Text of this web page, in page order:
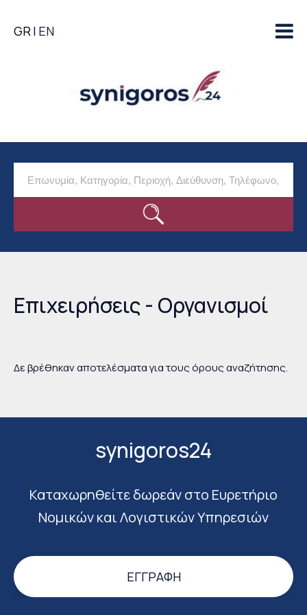
GR EN
Επιχειρήσεις - Οργανισμοί
Δε βρέθηκαν αποτελέσματα για τους όρους αναζήτησης.
synigoros24
Καταχωρηθείτε δωρεάν στο Ευρετήριο
Νομικών και Λογιστικών Υπηρεσιών
ΕΓΓΡΑΦΉ